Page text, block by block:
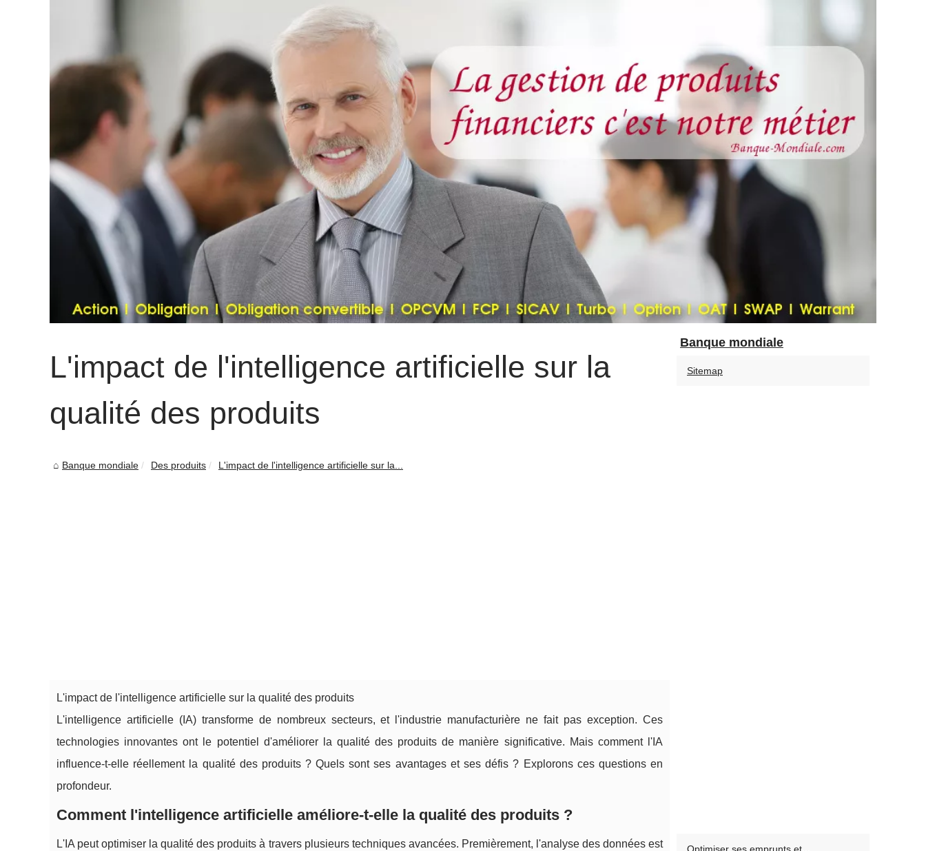
L'impact de l'intelligence artificielle sur la
qualité des produits
Banque mondiale Des produits L'impact de l'intelligence artificielle sur la...
L'impact de l'intelligence artificielle sur la qualité des produits
L'intelligence artificielle (IA) transforme de nombreux secteurs, et l'industrie manufacturière ne fait pas exception. Ces
technologies innovantes ont le potentiel d'améliorer la qualité des produits de manière significative. Mais comment l'IA
influence-t-elle réellement la qualité des produits ? Quels sont ses avantages et ses défis ? Explorons ces questions en
profondeur.
Comment l'intelligence artificielle améliore-t-elle la qualité des produits ?
L'IA peut optimiser la qualité des produits à travers plusieurs techniques avancées. Premièrement, l'analyse des données est
Banque mondiale
Sitemap
Optimiser ses emprunts et...